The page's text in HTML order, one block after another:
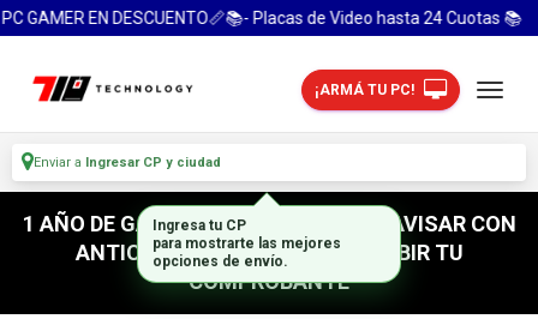
GAMER EN DESCUENTO📏📚- Placas de Video hasta 24 Cuotas 📚
¡ARMÁ TU PC!
Enviar a Ingresar CP y ciudad
1 AÑO DE GARANTIA! / PARA RETIRO AVISAR CON
ANTICIPACION / NO OLVIDES SUBIR TU
COMPROBANTE
Ingresa tu CP
para mostrarte las mejores
opciones de envío.